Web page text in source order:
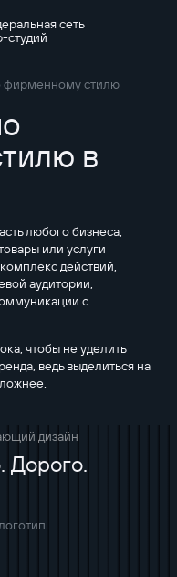
сеть
студий
фирменному стилю
в
любого бизнеса,
или услуги
действий,
аудитории,
с
чтобы не уделить
ведь выделиться на
дизайн
Дорого.